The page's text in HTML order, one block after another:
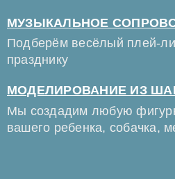
МУЗЫКАЛЬНОЕ
Подберём весёлый плей-
празднику
МОДЕЛИРОВАНИЕ ИЗ
Мы создадим любую
вашего ребенка, собачка,